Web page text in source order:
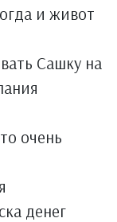
и живот
Сашку на
очень
денег